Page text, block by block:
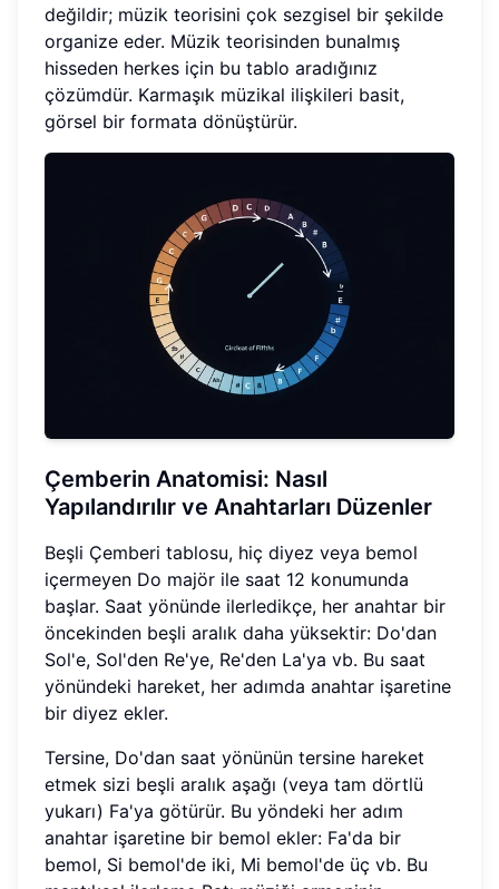
değildir; müzik teorisini çok sezgisel bir şekilde
organize eder. Müzik teorisinden bunalmış
hisseden herkes için bu tablo aradığınız
çözümdür. Karmaşık müzikal ilişkileri basit,
görsel bir formata dönüştürür.
Çemberin Anatomisi: Nasıl
Yapılandırılır ve Anahtarları Düzenler
Beşli Çemberi tablosu, hiç diyez veya bemol
içermeyen Do majör ile saat 12 konumunda
başlar. Saat yönünde ilerledikçe, her anahtar bir
öncekinden beşli aralık daha yüksektir: Do'dan
Sol'e, Sol'den Re'ye, Re'den La'ya vb. Bu saat
yönündeki hareket, her adımda anahtar işaretine
bir diyez ekler.
Tersine, Do'dan saat yönünün tersine hareket
etmek sizi beşli aralık aşağı (veya tam dörtlü
yukarı) Fa'ya götürür. Bu yöndeki her adım
anahtar işaretine bir bemol ekler: Fa'da bir
bemol, Si bemol'de iki, Mi bemol'de üç vb. Bu